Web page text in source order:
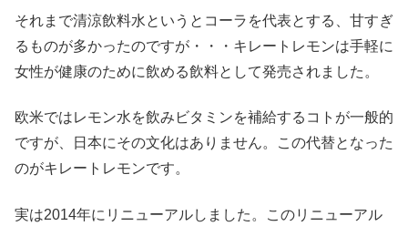
それまで清涼飲料水というとコーラを代表とする、甘すぎ
るものが多かったのですが・・・キレートレモンは手軽に
女性が健康のために飲める飲料として発売されました。
欧米ではレモン水を飲みビタミンを補給するコトが一般的
ですが、日本にその文化はありません。この代替となった
のがキレートレモンです。
実は2014年にリニューアルしました。このリニューアル